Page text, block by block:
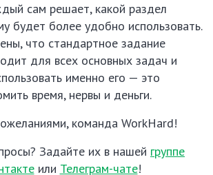
сам решает, какой раздел
будет более удобно использовать.
что стандартное задание
для всех основных задач и
именно его — это
время, нервы и деньги.
команда WorkHard!
Задайте их в нашей группе
или Телеграм-чате!